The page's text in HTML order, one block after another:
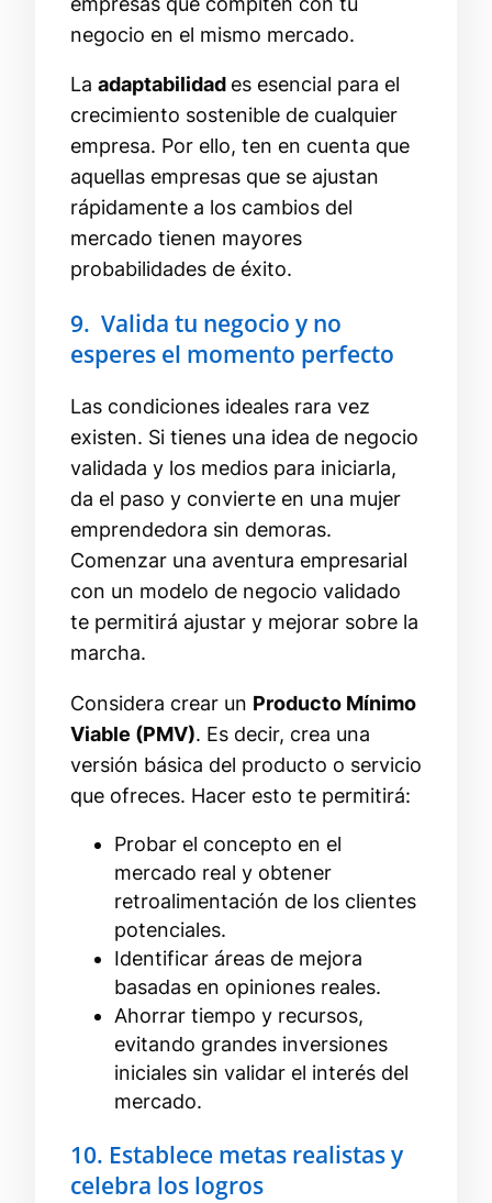
negocio en el mismo mercado.
La adaptabilidad es esencial para el
crecimiento sostenible de cualquier
empresa. Por ello, ten en cuenta que
aquellas empresas que se ajustan
rápidamente a los cambios del
mercado tienen mayores
probabilidades de éxito.
9. Valida tu negocio y no
esperes el momento perfecto
Las condiciones ideales rara vez
existen. Si tienes una idea de negocio
validada y los medios para iniciarla,
da el paso y convierte en una mujer
emprendedora sin demoras.
Comenzar una aventura empresarial
con un modelo de negocio validado
te permitirá ajustar y mejorar sobre la
marcha.
Considera crear un Producto Mínimo
Viable (PMV). Es decir, crea una
versión básica del producto o servicio
que ofreces. Hacer esto te permitirá:
Probar el concepto en el
mercado real y obtener
retroalimentación de los clientes
potenciales.
Identificar áreas de mejora
basadas en opiniones reales.
Ahorrar tiempo y recursos,
evitando grandes inversiones
iniciales sin validar el interés del
mercado.
10. Establece metas realistas y
celebra los logros